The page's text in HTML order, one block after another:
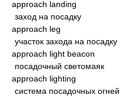
approach landing
заход на посадку
approach leg
участок захода на посадку
approach light beacon
посадочный светомаяк
approach lighting
система посадочных огней